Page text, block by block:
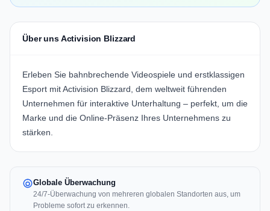
Über uns Activision Blizzard
Erleben Sie bahnbrechende Videospiele und erstklassigen
Esport mit Activision Blizzard, dem weltweit führenden
Unternehmen für interaktive Unterhaltung – perfekt, um die
Marke und die Online-Präsenz Ihres Unternehmens zu
stärken.
Globale Überwachung
24/7-Überwachung von mehreren globalen Standorten aus, um
Probleme sofort zu erkennen.